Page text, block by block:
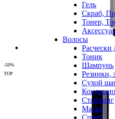
Гель
Скраб,
Тонер,
Волосы
Расчески
Тоник
Шампунь
Резинки,
Сухой
Стайлинг
Маска
Спрей
-50%
TOP